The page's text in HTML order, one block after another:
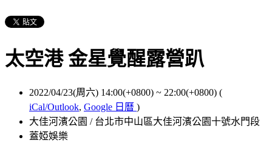
太空港 金星覺醒露營趴
2022/04/23(周六) 14:00(+0800) ~ 22:00(+0800) (
iCal/Outlook, Google 日曆 )
大佳河濱公園 / 台北市中山區大佳河濱公園十號水門段
蓋婭娛樂